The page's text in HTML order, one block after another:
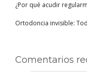
¿Por qué acudir
Ortodoncia invisible:
Comentarios